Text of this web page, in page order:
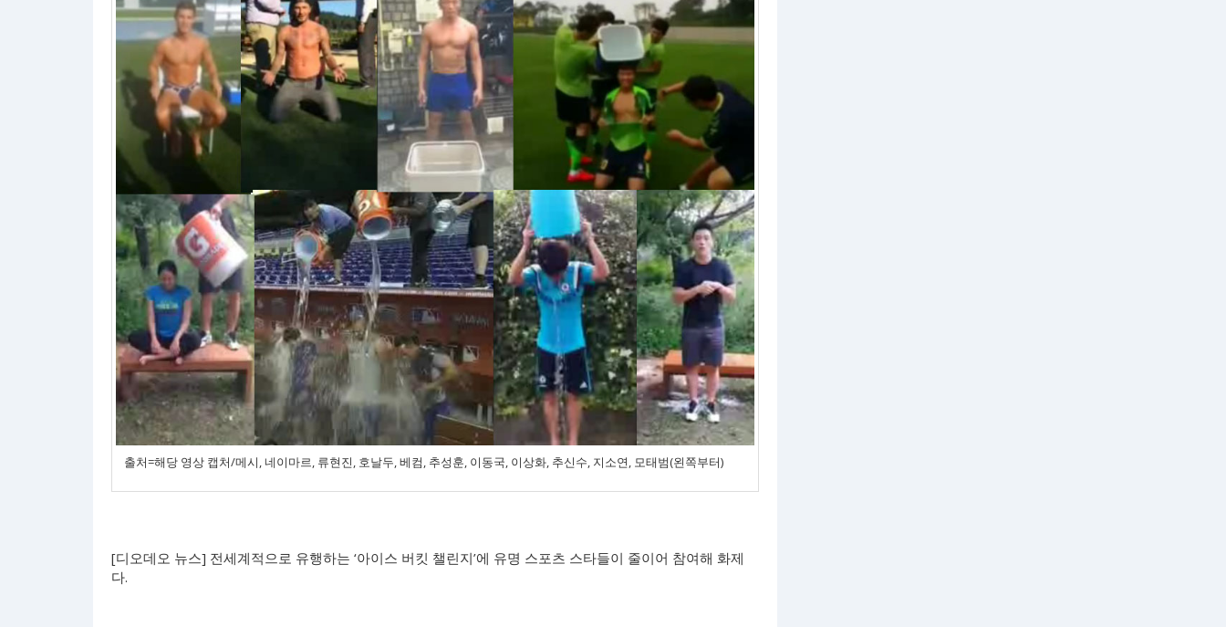
출처=해당 영상 캡처/메시, 네이마르, 류현진, 호날두, 베컴, 추성훈, 이동국, 이상화, 추신수, 지소연, 모태범(왼쪽부터)
[디오데오 뉴스] 전세계적으로 유행하는 ‘아이스 버킷 챌린지’에 유명 스포츠 스타들이 줄이어 참여해 화제
다.